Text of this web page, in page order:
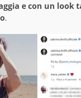
e con un look
.